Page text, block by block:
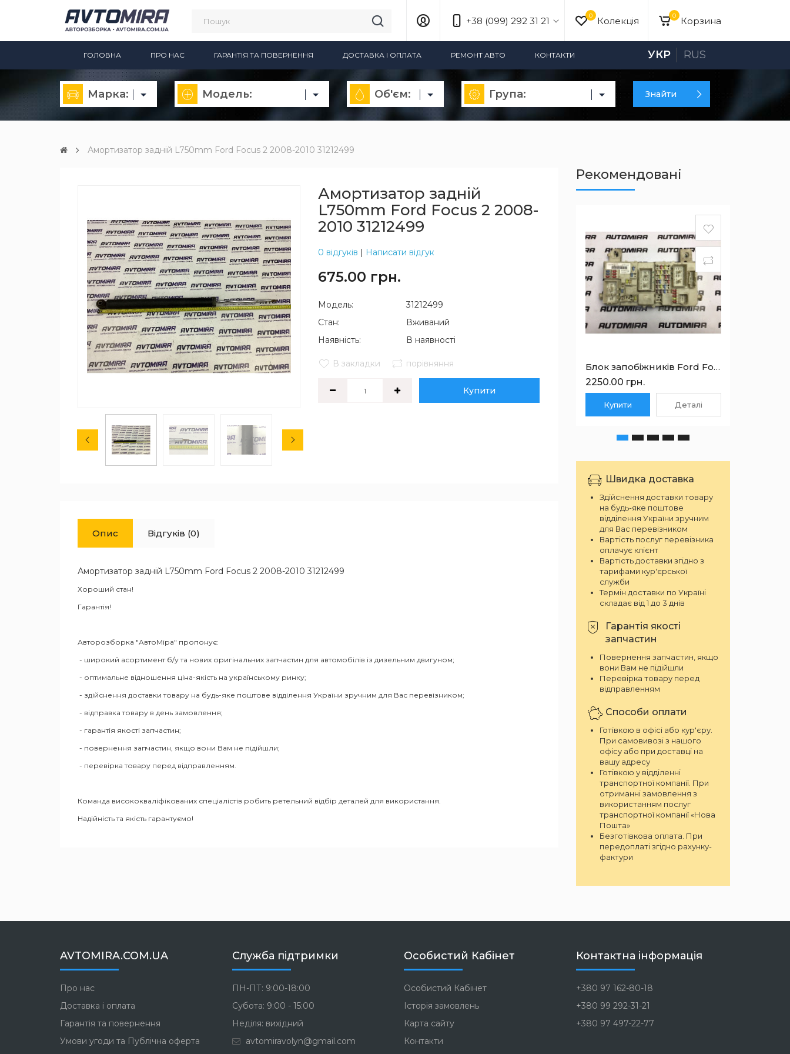
0 Корзина
+38 (099) 292 31 21 0 Колекція
ГОЛОВНА ПРО НАС ГАРАНТІЯ ТА ПОВЕРНЕННЯ ДОСТАВКА І ОПЛАТА РЕМОНТ АВТО КОНТАКТИ УКР RUS
Марка: Модель: Об'єм: Група: Знайти
Амортизатор задній L750mm Ford Focus 2 2008-2010 31212499
Амортизатор задній
L750mm Ford Focus 2 2008-
2010 31212499
0 відгуків | Написати відгук
675.00 грн.
Модель:
31212499
Стан:
Вживаний
Наявність:
В наявності
В закладки порівняння
Купити
Опис Відгуків (0)
Амортизатор задній L750mm Ford Focus 2 2008-2010 31212499
Хороший стан!
Гарантія!
Авторозборка "АвтоМіра" пропонує:
- широкий асортимент б/у та нових оригінальних запчастин для автомобілів із дизельним двигуном;
- оптимальне відношення ціна-якість на українському ринку;
- здійснення доставки товару на будь-яке поштове відділення України зручним для Вас перевізником;
- відправка товару в день замовлення;
- гарантія якості запчастин;
- повернення запчастин, якщо вони Вам не підійшли;
- перевірка товару перед відправленням.
Команда висококваліфікованих спеціалістів робить ретельний відбір деталей для використання.
Надійність та якість гарантуємо!
Рекомендовані
Блок запобіжників Ford Focus 2 2005-2010 7M5T14A073CC
2250.00 грн.
Купити Деталі
Швидка доставка
Здійснення доставки товару
на будь-яке поштове
відділення України зручним
для Вас перевізником
Вартість послуг перевізника
оплачує клієнт
Вартість доставки згідно з
тарифами кур'єрської
служби
Термін доставки по Україні
складає від 1 до 3 днів
Гарантія якості
запчастин
Повернення запчастин, якщо
вони Вам не підійшли
Перевірка товару перед
відправленням
Способи оплати
Готівкою в офісі або кур'єру.
При самовивозі з нашого
офісу або при доставці на
вашу адресу
Готівкою у відділенні
транспортної компанії. При
отриманні замовлення з
використанням послуг
транспортної компанії «Нова
Пошта»
Безготівкова оплата. При
передоплаті згідно рахунку-
фактури
AVTOMIRA.COM.UA
Про нас
Доставка і оплата
Гарантія та повернення
Умови угоди та Публічна оферта
Служба підтримки
ПН-ПТ: 9:00-18:00
Субота: 9:00 - 15:00
Неділя: вихідний
avtomiravolyn@gmail.com
Особистий Кабінет
Особистий Кабінет
Історія замовлень
Карта сайту
Контакти
Контактна інформація
+380 97 162-80-18
+380 99 292-31-21
+380 97 497-22-77